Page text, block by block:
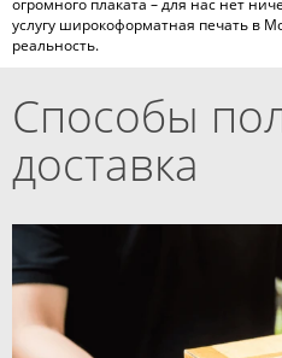
услугу широкоформатная печать в
реальность.
Способы
доставка